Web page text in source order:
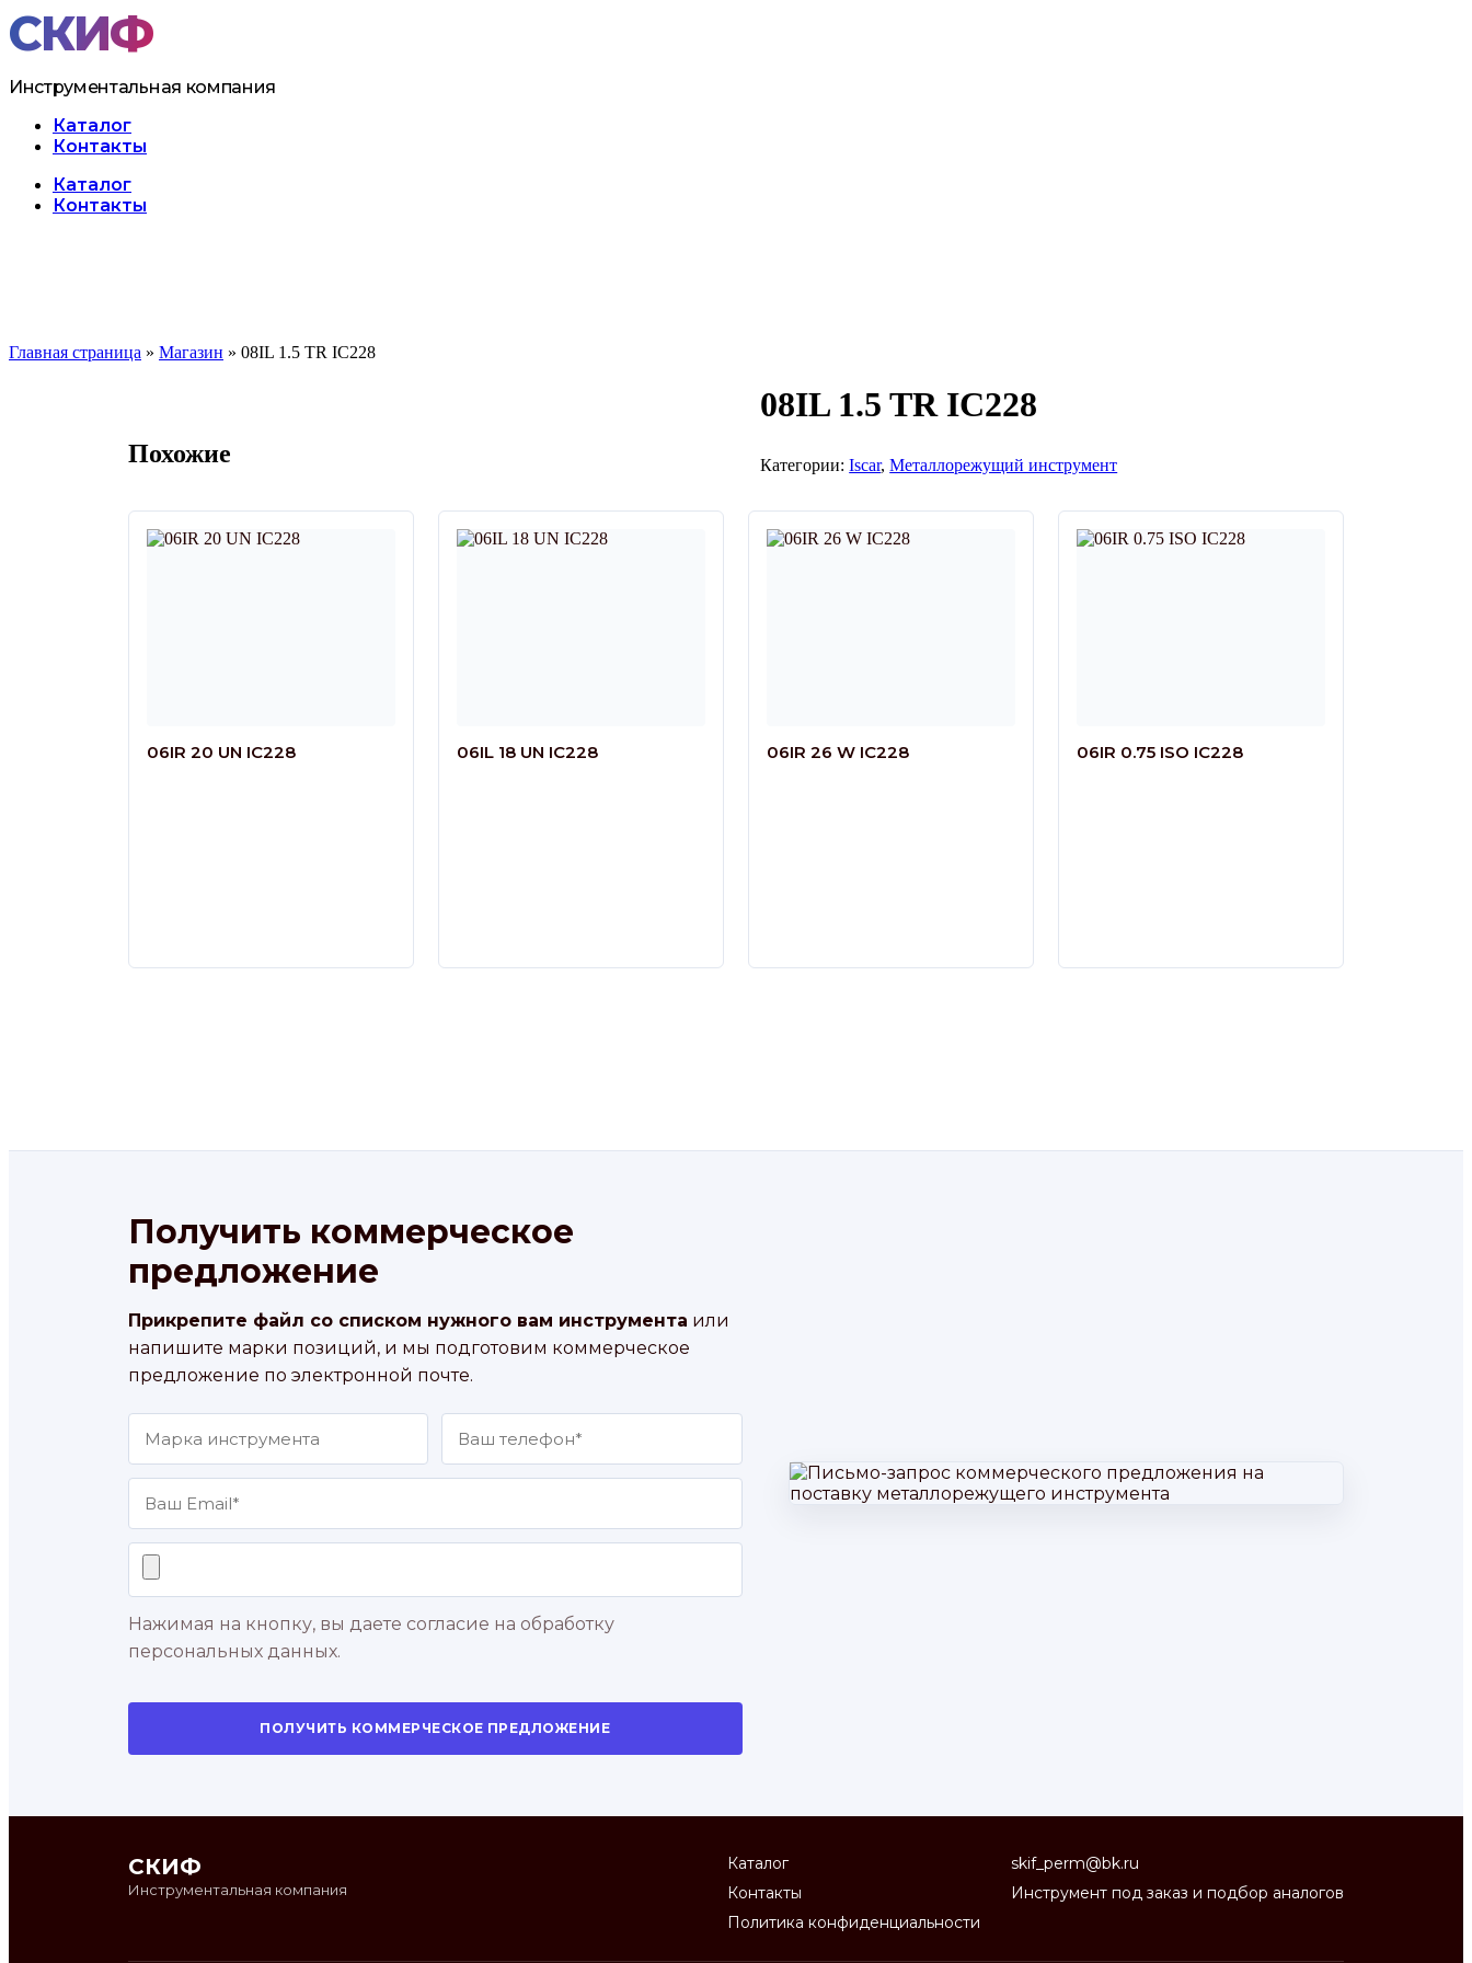
Перейти
к
содержимому
Инструментальная компания
Каталог
Контакты
МенюКаталог
Контакты
Главная страница » Магазин » 08IL 1.5 TR IC228
08IL 1.5 TR IC228
Категории:Iscar,Металлорежущий инструмент
Похожие
06IR 20 UN IC228 06IL 18 UN IC228 06IR 26 W IC228 06IR 0.75 ISO IC228
Получить коммерческое
предложение
Прикрепите файл со списком нужного вам инструмента или
напишите марки позиций, и мы подготовим коммерческое
предложение по электронной почте.
Нажимая на кнопку, вы даете согласие на обработку
персональных данных.
ПОЛУЧИТЬ КОММЕРЧЕСКОЕ ПРЕДЛОЖЕНИЕ
СКИФ
Инструментальная компания
Каталог
Контакты
Политика конфиденциальности
skif_perm@bk.ru
Инструмент под заказ и подбор аналогов